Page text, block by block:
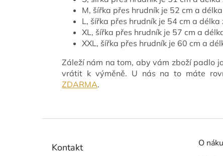
M, šířka přes hrudník je 52 cm a
L, šířka přes hrudník je 54 cm a délka
XL, šířka přes hrudník je 57 cm a
XXL, šířka přes hrudník je 60 cm a
Záleží nám na tom, aby vám zboží padlo
vrátit k výměně. U nás na to máte
ZDARMA.
Kontakt O